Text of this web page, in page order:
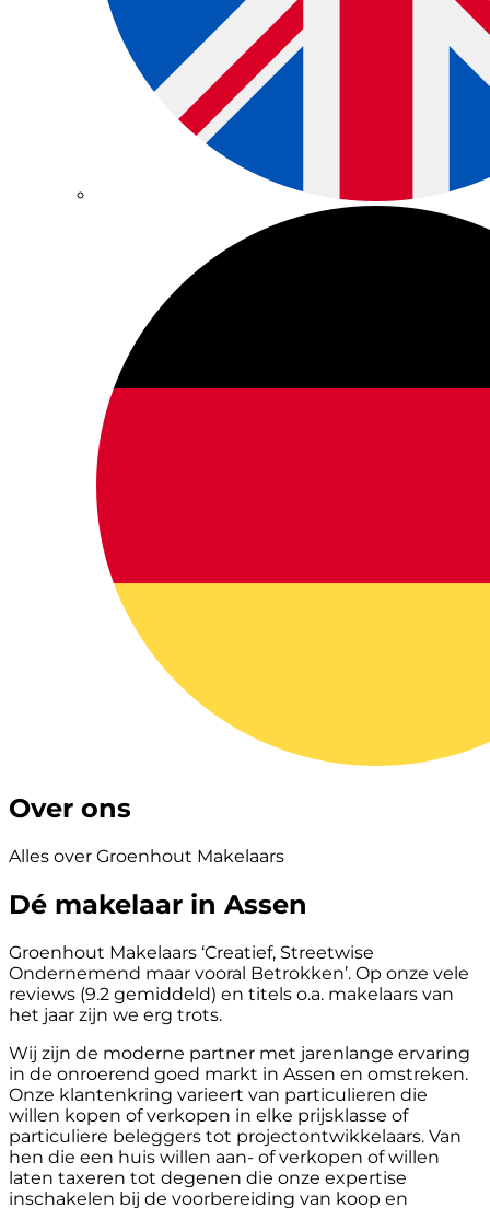
Over ons
Alles over Groenhout Makelaars
Dé makelaar in Assen
Groenhout Makelaars ‘Creatief, Streetwise
Ondernemend maar vooral Betrokken’. Op onze vele
reviews (9.2 gemiddeld) en titels o.a. makelaars van
het jaar zijn we erg trots.
Wij zijn de moderne partner met jarenlange ervaring
in de onroerend goed markt in Assen en omstreken.
Onze klantenkring varieert van particulieren die
willen kopen of verkopen in elke prijsklasse of
particuliere beleggers tot projectontwikkelaars. Van
hen die een huis willen aan- of verkopen of willen
laten taxeren tot degenen die onze expertise
inschakelen bij de voorbereiding van koop en